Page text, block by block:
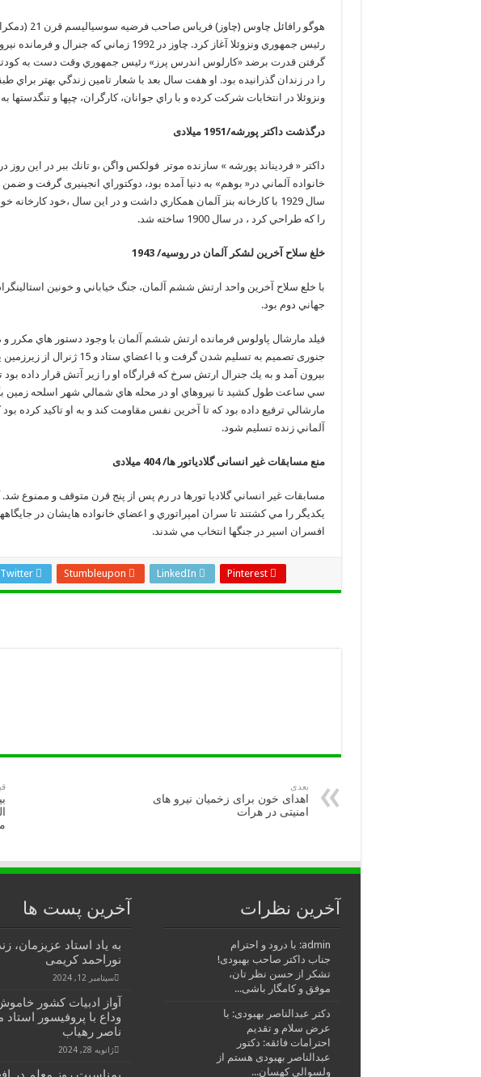
هوگو رافائل
رئيس جمهوري ونزوئلا آغاز كرد. چاوز در 1992
گرفتن قدرت برضد «كارلوس اندرس پرز» رئيس جمهوري وقت دست به
را در زندان گذرانيده بود. او هفت سال بعد با شعار تامين زندگي بهتر براي
ونزوئلا در انتخابات شركت كرده و با راي جوانان، كارگران، چپها و تنگدستها
درگذشت داکتر پورشه/1951 میلادی
خانواده آلماني در« بوهم» به دنيا آمده بود، دوكتوراي انجینیری گرفت و
سال 1929 با كارخانه بنز آلمان همكاري داشت و در اين سال ،خود
را كه طراحي كرد ، در سال 1900 ساخته شد.
خلغ سلاح آخرین لشکر آلمان در روسیه/ 1943
با خلع سلاح آخرين واحد ارتش ششم آلمان، جنگ خياباني و خونين
جهاني دوم بود.
جنوری تصميم به تسليم شدن گرفت و
بيرون آمد و به يك جنرال ارتش سرخ كه قرارگاه او را زير آتش قرار داده
سي ساعت طول كشيد تا نيروهاي او در محله هاي شمالي شهر اسلحه زمين
مارشالي ترفيع داده بود كه تا آخرين نفس مقاومت كند و به او تاكيد كرده بود
آلماني زنده تسليم شود.
منع مسابقات غیر انسانی گلادیاتور ها/ 404 میلادی
مسابقات غير انساني گلاديا تورها در رم پس از پنج قرن متوقف و ممنوع شد.
يكديگر را مي كشتند تا سران امپراتوري و اعضاي خانواده هايشان در
افسران اسير در جنگها انتخاب مي شدند.
Twitter Stumbleupon LinkedIn Pinterest
بعدی
اهدای خون برای زخمیان نیرو های
امنیتی در هرات
آخرین پست ها
به یاد استاد عزیزمان،
نوراحمد کریمی
سپتامبر 12, 2024
آواز ادبیات کشور
وداع با پروفیسور
ناصر رهیاب
ژانویه 28, 2024
آخرین نظرات
admin: با درود و احترام
جناب داکتر صاحب بهبودی!
تشکر از حسن نظر تان،
موفق و کامگار باشی...
دکتر عبدالناصر بهبودی: با
عرض سلام و تقدیم
احترامات فائقه: دکتور
عبدالناصر بهبودی هستم از
ولسوالی کهسان...